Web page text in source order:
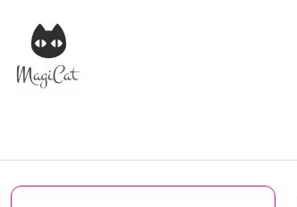
Przejdź do treści głównej
Przejdź do wyszukiwarki
Przejdź do moje konto
Przejdź do menu głównego
Przejdź do stopki